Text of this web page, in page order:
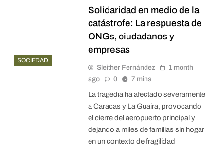
SOCIEDAD
Solidaridad en medio de la
catástrofe: La respuesta de
ONGs, ciudadanos y
empresas
Sleither Fernández
1 month
ago
0 7 mins
La tragedia ha afectado severamente
a Caracas y La Guaira, provocando
el cierre del aeropuerto principal y
dejando a miles de familias sin hogar
en un contexto de fragilidad